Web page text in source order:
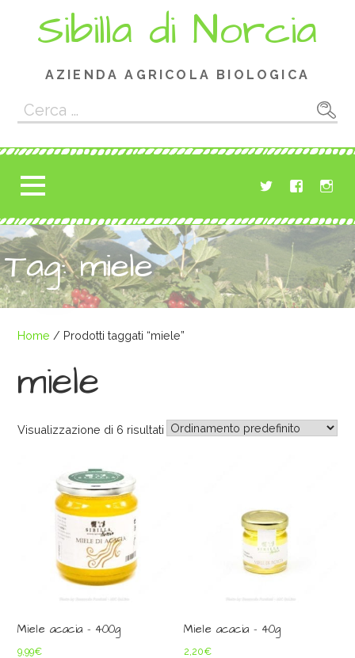
Sibilla di Norcia
AZIENDA AGRICOLA BIOLOGICA
Ricerca
per:
Tag: miele
Home / Prodotti taggati “miele”
miele
Visualizzazione di 6 risultati
Miele acacia – 400g
9,99€
Miele acacia – 40g
2,20€